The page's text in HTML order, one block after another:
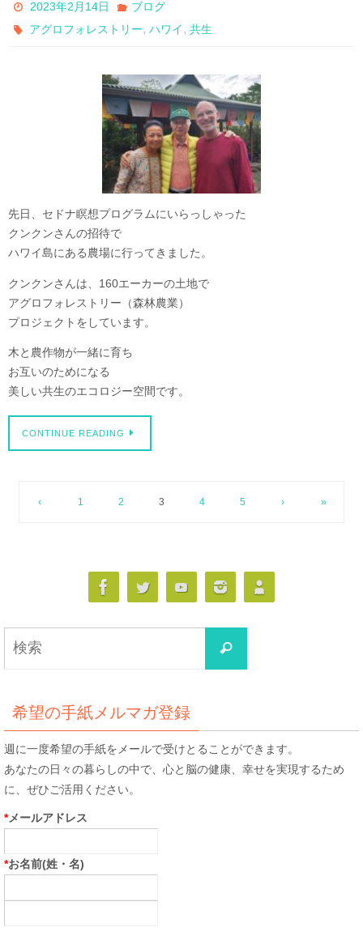
2023年2月14日
ブログ
アグロフォレストリー,ハワイ,共生
先日、セドナ瞑想プログラムにいらっしゃった
クンクンさんの招待で
ハワイ島にある農場に行ってきました。
クンクンさんは、160エーカーの土地で
アグロフォレストリー（森林農業）
プロジェクトをしています。
木と農作物が一緒に育ち
お互いのためになる
美しい共生のエコロジー空間です。
CONTINUE READING
‹ 1 2 3 4 5 › »
検
索
希望の手紙メルマガ登録
週に一度希望の手紙をメールで受けとることができます。
あなたの日々の暮らしの中で、心と脳の健康、幸せを実現するため
に、ぜひご活用ください。
*メールアドレス
*お名前(姓・名)